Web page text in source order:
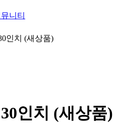
니티
인치 (새상품)
인치 (새상품)